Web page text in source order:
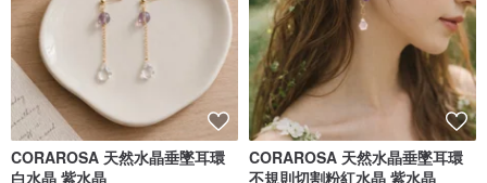
CORAROSA 天然水晶垂墜耳環
白水晶 紫水晶
CORAROSA 天然水晶垂墜耳環
不規則切割粉紅水晶 紫水晶